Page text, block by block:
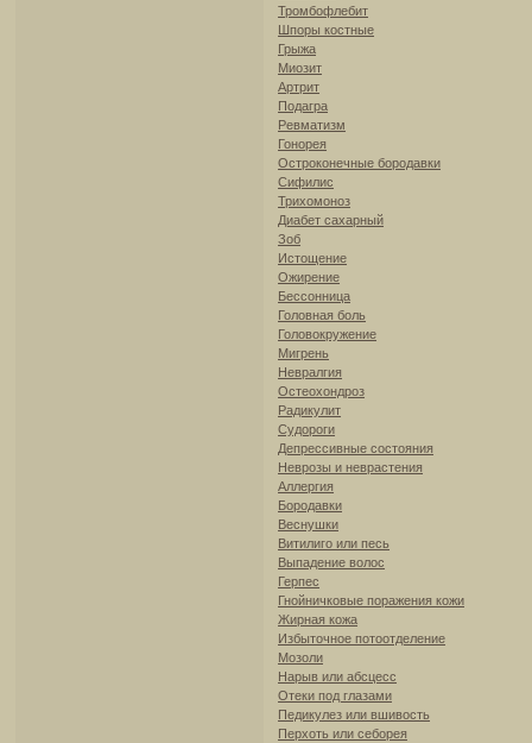
Тромбофлебит
Шпоры костные
Грыжа
Миозит
Артрит
Подагра
Ревматизм
Гонорея
Остроконечные бородавки
Сифилис
Трихомоноз
Диабет сахарный
Зоб
Истощение
Ожирение
Бессонница
Головная боль
Головокружение
Мигрень
Невралгия
Остеохондроз
Радикулит
Судороги
Депрессивные состояния
Неврозы и неврастения
Аллергия
Бородавки
Веснушки
Витилиго или песь
Выпадение волос
Герпес
Гнойничковые поражения кожи
Жирная кожа
Избыточное потоотделение
Мозоли
Нарыв или абсцесс
Отеки под глазами
Педикулез или вшивость
Перхоть или себорея